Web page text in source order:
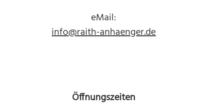
eMail:
info@raith-anhaenger.de
Öffnungszeiten